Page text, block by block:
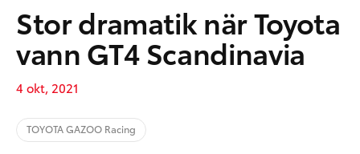
Stor dramatik när Toyota
vann GT4 Scandinavia
4 okt, 2021
TOYOTA GAZOO Racing